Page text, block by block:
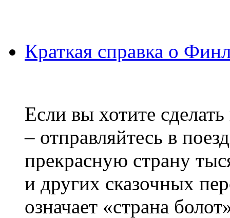
Краткая справка о
Если вы хотите
– отправляйтесь в
прекрасную страну
и других сказочных
означает «страна